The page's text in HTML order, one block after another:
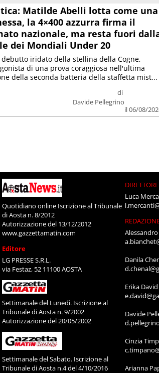
Matilde Abelli lotta come una
la 4×400 azzurra firma il
nazionale, ma resta fuori
dei Mondiali Under 20
di
Davide Pellegrino
il 06/08/
debutto iridato della stellina della Cogne,
di una prova coraggiosa nell'ultima
della seconda batteria della staffetta mist...
Quotidiano online Iscrizione al Tribunale
di Aosta n. 8/2012
Autorizzazione del 13/12/2012
www.gazzettamatin.com
Editore
LG PRESSE S.R.L.
via Festaz, 52 11100 AOSTA
Settimanale del Lunedì. Iscrizione al
Tribunale di Aosta n. 9/2002
Autorizzazione del 20/05/2002
Settimanale del Sabato. Iscrizione al
Tribunale di Aosta n.4 del 4/10/2016
Luca
Danila
Erika David
Davide
Cinzia
Arianna